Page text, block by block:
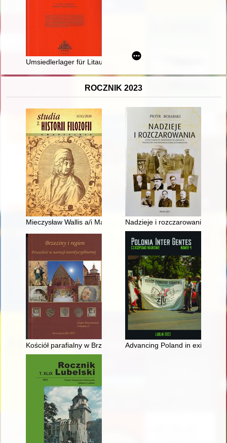
Umsiedlerlager für Litauendeutschein Flatow - Złotów 1941-
ROCZNIK 2023
Mieczysław Wallis a/i Maria Ossowska : studium relacji na
Nadzieje i rozczarowania :
Kościół parafialny w Brzezinach : wybrane problemy
Advancing Poland in exile :